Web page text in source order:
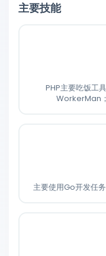
主要技能
PHP主要吃饭工
WorkerMan
主要使用Go开发任